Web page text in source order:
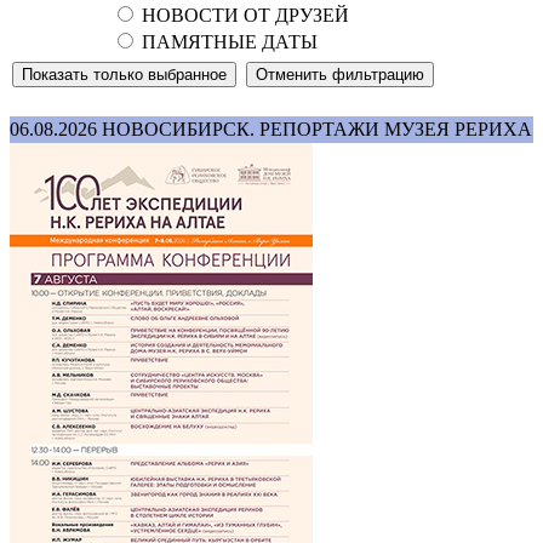
НОВОСТИ ОТ ДРУЗЕЙ
ПАМЯТНЫЕ ДАТЫ
06.08.2026 НОВОСИБИРСК. РЕПОРТАЖИ МУЗЕЯ РЕРИХА